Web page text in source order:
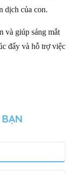
dịch của con.
và giúp sáng mắt
đẩy và hỗ trợ việc